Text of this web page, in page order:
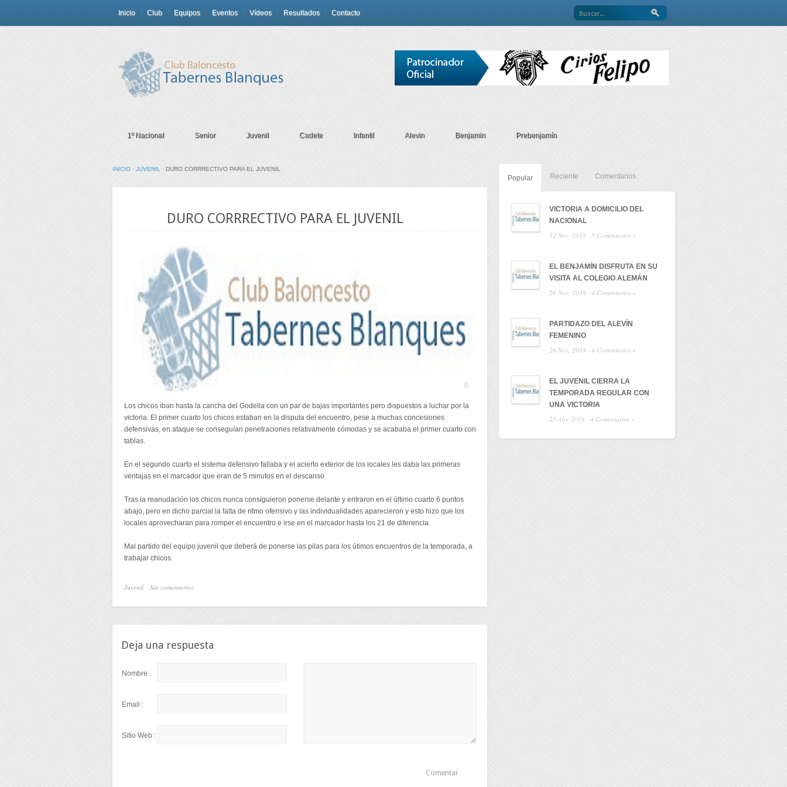
Inicio Club Equipos Eventos Vídeos Resultados Contacto
1º Nacional Senior Juvenil Cadete Infantil Alevin Benjamin Prebenjamín
INICIO · JUVENIL · DURO CORRRECTIVO PARA EL JUVENIL
DURO CORRRECTIVO PARA EL JUVENIL
0
Los chicos iban hasta la cancha del Godella con un par de bajas importantes pero dispuestos a luchar por la
victoria. El primer cuarto los chicos estaban en la disputa del encuentro, pese a muchas concesiones
defensivas, en ataque se conseguían penetraciones relativamente cómodas y se acababa el primer cuarto con
tablas.
En el segundo cuarto el sistema defensivo fallaba y el acierto exterior de los locales les daba las primeras
ventajas en el marcador que eran de 5 minutos en el descanso.
Tras la reanudación los chicos nunca consiguieron ponerse delante y entraron en el último cuarto 6 puntos
abajo, pero en dicho parcial la falta de ritmo ofensivo y las individualidades aparecieron y esto hizo que los
locales aprovecharan para romper el encuentro e irse en el marcador hasta los 21 de diferencia.
Mal partido del equipo juvenil que deberá de ponerse las pilas para los útimos encuentros de la temporada, a
trabajar chicos.
Juvenil Sin comentarios
Deja una respuesta
Nombre :
Email :
Sitio Web :
Popular Reciente Comentarios
VICTORIA A DOMICILIO DEL
NACIONAL
12 Nov, 2018 · 5 Comentarios »
EL BENJAMÍN DISFRUTA EN SU
VISITA AL COLEGIO ALEMÁN
26 Nov, 2018 · 4 Comentarios »
PARTIDAZO DEL ALEVÍN
FEMENINO
26 Nov, 2018 · 4 Comentarios »
EL JUVENIL CIERRA LA
TEMPORADA REGULAR CON
UNA VICTORIA
25 Abr, 2018 · 4 Comentarios »